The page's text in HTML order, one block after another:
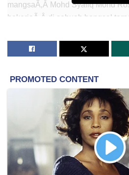
mangsaÃ‚Â Mohd Syafiq Mohd
bekerjaÃ‚Â di sebuah bangsal
Bagaimanapun, nasib tidak
Kebangsaan (SMK) Sungai
terkena mesin pam angin di
disedut lalu putus terkena bilah
Menurut bapa mangsa,Ã‚Â Mohd
dia masih tidak mengetahui
sebenar berikutanÃ‚Â anak
trauma sebaik sahaja menyedari